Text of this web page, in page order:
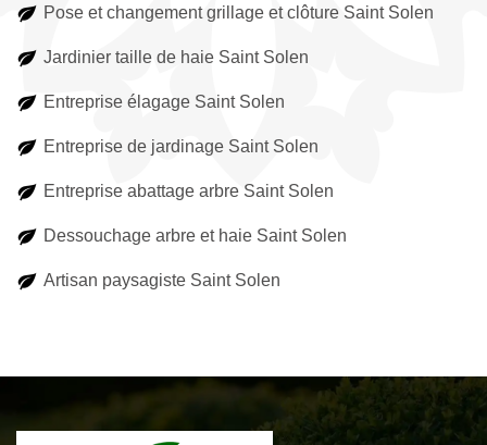
Pose et changement grillage et clôture Saint Solen
Jardinier taille de haie Saint Solen
Entreprise élagage Saint Solen
Entreprise de jardinage Saint Solen
Entreprise abattage arbre Saint Solen
Dessouchage arbre et haie Saint Solen
Artisan paysagiste Saint Solen